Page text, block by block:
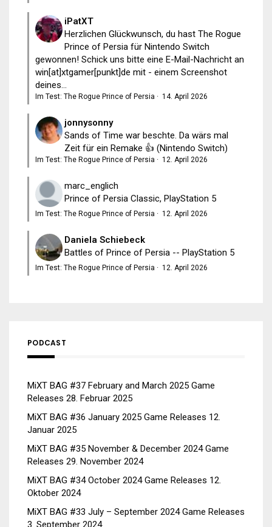
iPatXT
Herzlichen Glückwunsch, du hast The Rogue
Prince of Persia für Nintendo Switch
gewonnen! Schick uns bitte eine E-Mail-Nachricht an
win[at]xtgamer[punkt]de mit - einem Screenshot
deines...
Im Test: The Rogue Prince of Persia · 14. April 2026
jonnysonny
Sands of Time war beschte. Da wärs mal
Zeit für ein Remake 👍 (Nintendo Switch)
Im Test: The Rogue Prince of Persia · 12. April 2026
marc_englich
Prince of Persia Classic, PlayStation 5
Im Test: The Rogue Prince of Persia · 12. April 2026
Daniela Schiebeck
Battles of Prince of Persia -- PlayStation 5
Im Test: The Rogue Prince of Persia · 12. April 2026
PODCAST
MiXT BAG #37 February and March 2025 Game
Releases 28. Februar 2025
MiXT BAG #36 January 2025 Game Releases 12.
Januar 2025
MiXT BAG #35 November & December 2024 Game
Releases 29. November 2024
MiXT BAG #34 October 2024 Game Releases 12.
Oktober 2024
MiXT BAG #33 July – September 2024 Game Releases
3. September 2024